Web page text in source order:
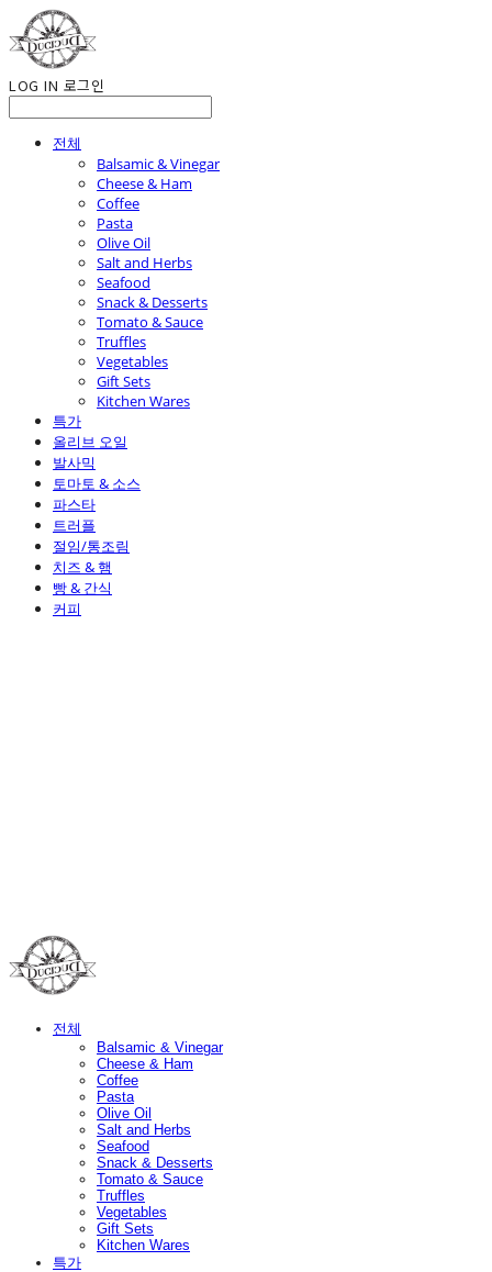
LOG IN 로그인
전체
Balsamic & Vinegar
Cheese & Ham
Coffee
Pasta
Olive Oil
Salt and Herbs
Seafood
Snack & Desserts
Tomato & Sauce
Truffles
Vegetables
Gift Sets
Kitchen Wares
특가
올리브 오일
발사믹
토마토 & 소스
파스타
트러플
절임/통조림
치즈 & 햄
빵 & 간식
커피
전체
Balsamic & Vinegar
Cheese & Ham
Coffee
Pasta
Olive Oil
Salt and Herbs
Seafood
Snack & Desserts
Tomato & Sauce
Truffles
Vegetables
Gift Sets
Kitchen Wares
특가